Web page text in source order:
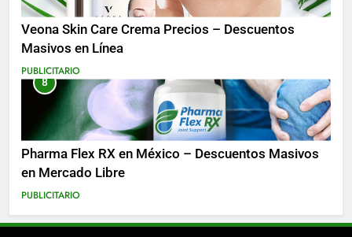
Veona Skin Care Crema Precios – Descuentos
Masivos en Línea
PUBLICITARIO
8
Pharma Flex RX en México – Descuentos Masivos
en Mercado Libre
PUBLICITARIO